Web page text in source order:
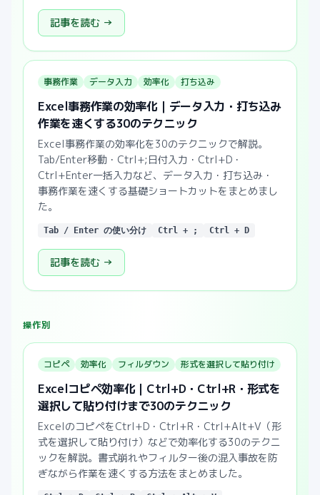
記事を読む →
事務作業 データ入力 効率化 打ち込み
Excel事務作業の効率化｜データ入力・打ち込み
作業を速くする30のテクニック
Excel事務作業の効率化を30のテクニックで解説。
Tab/Enter移動・Ctrl+;日付入力・Ctrl+D・
Ctrl+Enter一括入力など、データ入力・打ち込み・
事務作業を速くする基礎ショートカットをまとめまし
た。
Tab / Enter の使い分け Ctrl + ; Ctrl + D
記事を読む →
操作別
コピペ 効率化 フィルダウン 形式を選択して貼り付け
Excelコピペ効率化｜Ctrl+D・Ctrl+R・形式を
選択して貼り付けまで30のテクニック
ExcelのコピペをCtrl+D・Ctrl+R・Ctrl+Alt+V（形
式を選択して貼り付け）などで効率化する30のテクニ
ックを解説。書式崩れやフィルター後の混入事故を防
ぎながら作業を速くする方法をまとめました。